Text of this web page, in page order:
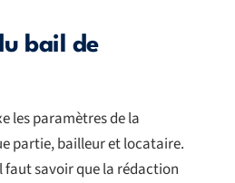
bail de
les paramètres de la
partie, bailleur et locataire.
faut savoir que la rédaction